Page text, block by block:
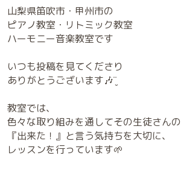
山梨県笛吹市・甲州市の
ピアノ教室・リトミック教室
ハーモニー音楽教室です
いつも投稿を見てくださり
ありがとうございます🎶¨̮
教室では、
色々な取り組みを通してその生徒さんの
『出来た！』と言う気持ちを大切に、
レッスンを行っています🌱